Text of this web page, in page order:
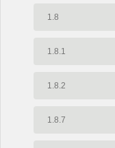
1.8
1.8.1
1.8.2
1.8.7